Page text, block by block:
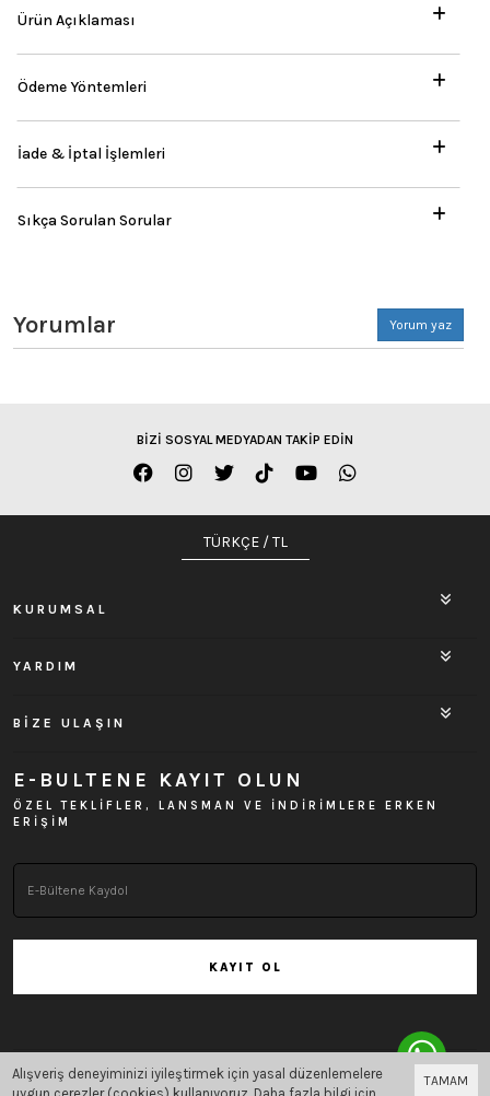
Ürün Açıklaması
Ödeme Yöntemleri
İade & İptal İşlemleri
Sıkça Sorulan Sorular
Yorumlar Yorum yaz
BİZİ SOSYAL MEDYADAN TAKİP EDİN
TÜRKÇE / TL
KURUMSAL
YARDIM
BİZE ULAŞIN
E-BULTENE KAYIT OLUN
ÖZEL TEKLİFLER, LANSMAN VE İNDİRİMLERE ERKEN
ERİŞİM
KAYIT OL
Bu site Vikaon E-Ticaret sistemleriile hazırlanmıştır.
TAMAM
Alışveriş deneyiminizi iyileştirmek için yasal düzenlemelere